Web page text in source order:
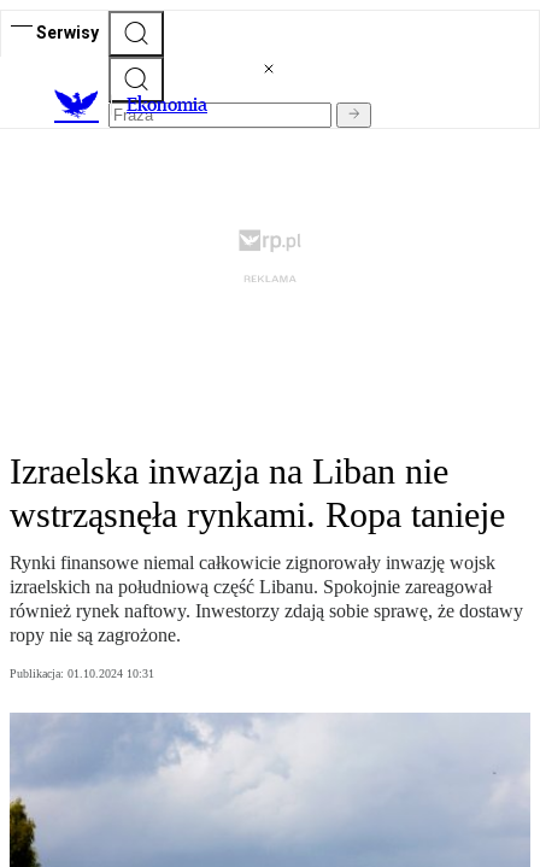
Serwisy
Ekonomia
Izraelska inwazja na Liban nie
wstrząsnęła rynkami. Ropa tanieje
Rynki finansowe niemal całkowicie zignorowały inwazję wojsk
izraelskich na południową część Libanu. Spokojnie zareagował
również rynek naftowy. Inwestorzy zdają sobie sprawę, że dostawy
ropy nie są zagrożone.
Publikacja: 01.10.2024 10:31